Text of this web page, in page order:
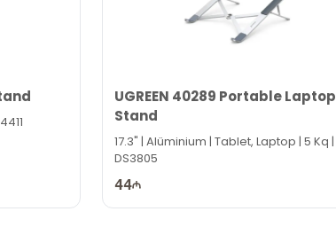
UGREEN 40289 Portable Laptop
Stand
17.3" | Alüminium | Tablet, Laptop | 5 Kq |
DS3805
44